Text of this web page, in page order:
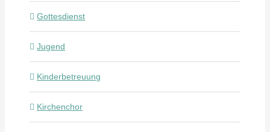
Gottesdienst
Jugend
Kinderbetreuung
Kirchenchor